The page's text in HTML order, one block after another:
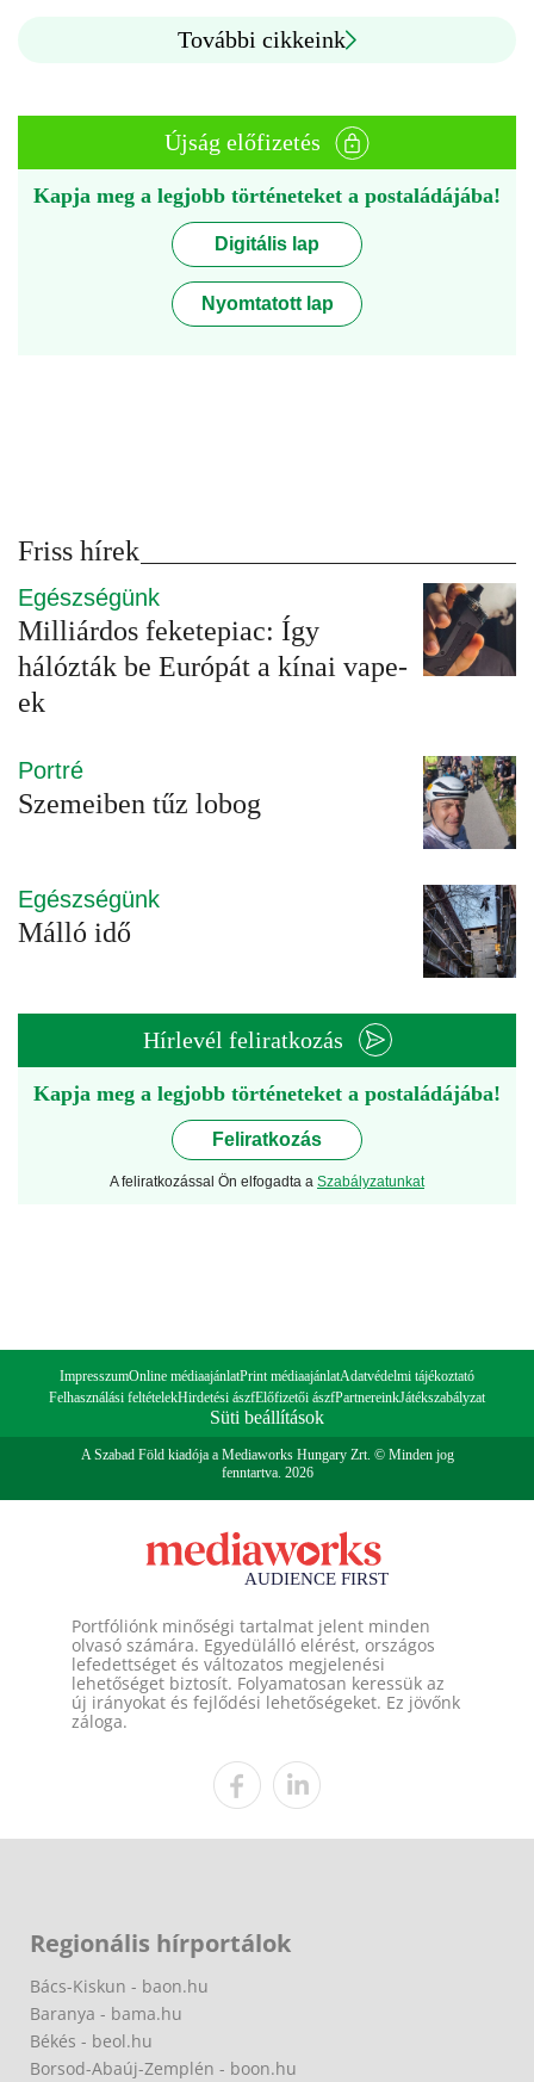
További cikkeink
Újság előfizetés
Kapja meg a legjobb történeteket a postaládájába!
Digitális lap
Nyomtatott lap
Friss hírek
Egészségünk
Milliárdos feketepiac: Így
hálózták be Európát a kínai vape-
ek
Portré
Szemeiben tűz lobog
Egészségünk
Málló idő
Hírlevél feliratkozás
Kapja meg a legjobb történeteket a postaládájába!
Feliratkozás
A feliratkozással Ön elfogadta a Szabályzatunkat
ImpresszumOnline médiaajánlatPrint médiaajánlatAdatvédelmi tájékoztató
Felhasználási feltételekHirdetési ászfElőfizetői ászfPartnereinkJátékszabályzat
Süti beállítások
A Szabad Föld kiadója a Mediaworks Hungary Zrt. © Minden jog
fenntartva. 2026
Portfóliónk minőségi tartalmat jelent minden
olvasó számára. Egyedülálló elérést, országos
lefedettséget és változatos megjelenési
lehetőséget biztosít. Folyamatosan keressük az
új irányokat és fejlődési lehetőségeket. Ez jövőnk
záloga.
Regionális hírportálok
Bács-Kiskun - baon.hu
Baranya - bama.hu
Békés - beol.hu
Borsod-Abaúj-Zemplén - boon.hu